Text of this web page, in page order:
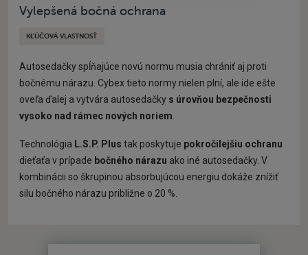
Vylepšená bočná ochrana
KĽÚČOVÁ VLASTNOSŤ
Autosedačky spĺňajúce novú normu musia chrániť aj proti
bočnému nárazu. Cybex tieto normy nielen plní, ale ide ešte
oveľa ďalej a vytvára autosedačky s úrovňou bezpečnosti
vysoko nad rámec nových noriem
Technológia L.S.P. Plus tak poskytuje pokročilejšiu ochranu
dieťaťa v prípade bočného nárazu ako iné autosedačky. V
kombinácii so škrupinou absorbujúcou energiu dokáže znížiť
silu bočného nárazu približne o 20 %.